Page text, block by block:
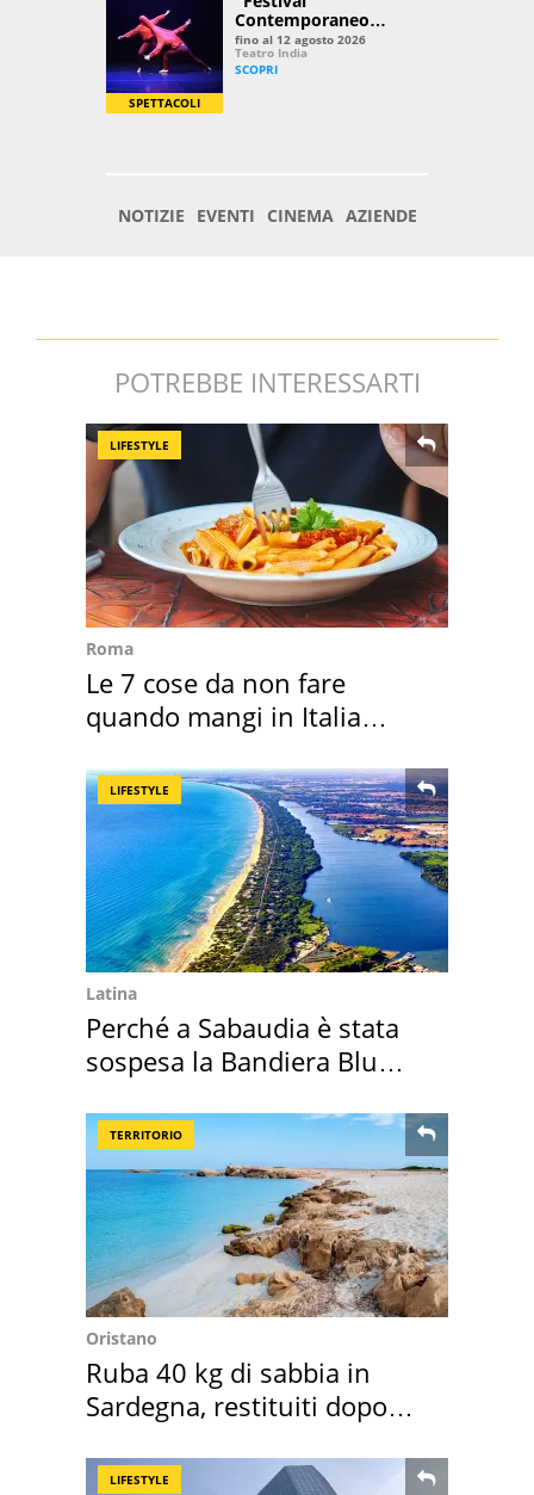
POTREBBE INTERESSARTI
LIFESTYLE
Roma
Le 7 cose da non fare
quando mangi in Italia
LIFESTYLE
Latina
Perché a Sabaudia è stata
sospesa la Bandiera Blu
TERRITORIO
Oristano
Ruba 40 kg di sabbia in
Sardegna, restituiti dopo
LIFESTYLE